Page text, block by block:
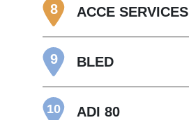
8 ACCE SERVICES
9 BLED
10 ADI 80